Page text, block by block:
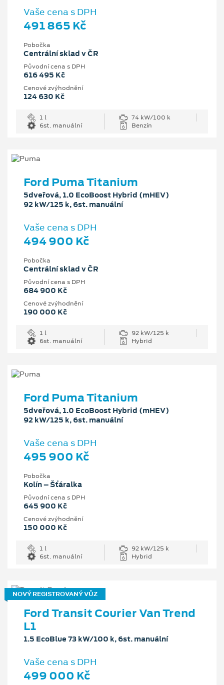
Vaše cena s DPH
491 865 Kč
Pobočka
Centrální sklad v ČR
Původní cena s DPH
616 495 Kč
Cenové zvýhodnění
124 630 Kč
1 l
74 kW/100 k
6st. manuální
Benzín
Ford Puma Titanium
5dveřová, 1.0 EcoBoost Hybrid (mHEV)
92 kW/125 k, 6st. manuální
Vaše cena s DPH
494 900 Kč
Pobočka
Centrální sklad v ČR
Původní cena s DPH
684 900 Kč
Cenové zvýhodnění
190 000 Kč
1 l
92 kW/125 k
6st. manuální
Hybrid
Ford Puma Titanium
5dveřová, 1.0 EcoBoost Hybrid (mHEV)
92 kW/125 k, 6st. manuální
Vaše cena s DPH
495 900 Kč
Pobočka
Kolín – Šťáralka
Původní cena s DPH
645 900 Kč
Cenové zvýhodnění
150 000 Kč
1 l
92 kW/125 k
6st. manuální
Hybrid
NOVÝ REGISTROVANÝ VŮZ
Ford Transit Courier Van Trend
L1
1.5 EcoBlue 73 kW/100 k, 6st. manuální
Vaše cena s DPH
499 000 Kč